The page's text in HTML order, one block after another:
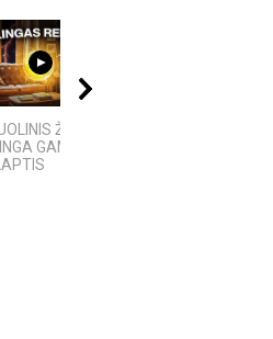
09:00
ŽAIBAS:
GAMTOS